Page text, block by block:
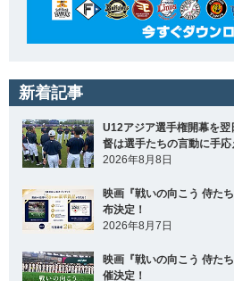
新着記事
U12アジア選手権開幕を
督は選手たちの言動に手応
2026年8月8日
映画『戦いの向こう 侍た
布決定！
2026年8月7日
映画『戦いの向こう 侍た
催決定！